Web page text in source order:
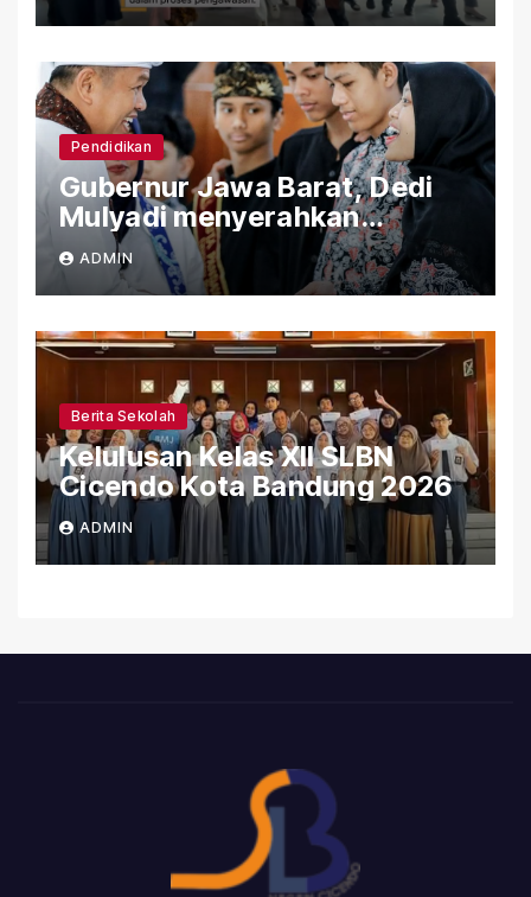
Pendidikan
Gubernur Jawa Barat, Dedi
Mulyadi menyerahkan
Bantuan (PIP) Kepada Siswa
SLBN Cicendo Kota Bandung
ADMIN
Berita Sekolah
Kelulusan Kelas XII SLBN
Cicendo Kota Bandung 2026
ADMIN